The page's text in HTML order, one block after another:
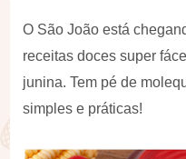
O São João está
receitas doces super
junina. Tem pé de
simples e práticas!